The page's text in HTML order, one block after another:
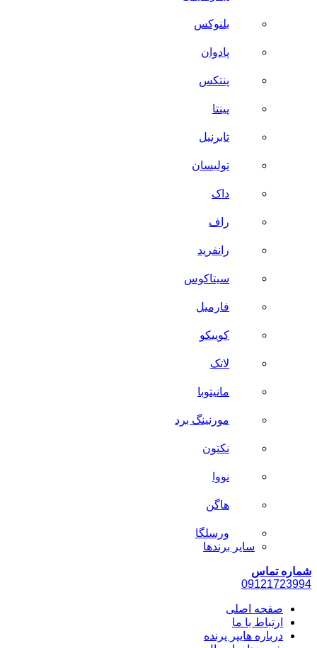
بلنوکس
پادوان
پنتکس
پینتا
تابرنیل
تولیسان
داک
راف
رانفرید
سیتاکوس
فارمیل
کوییکو
لاتک
مانیتوبا
مورنینگ برد
نکتون
نووا
هاگن
ورسلگا
سایر برند‌ها
شماره تماس
09121723994
صفحه اصلی
ارتباط با ما
درباره هایپر پرنده